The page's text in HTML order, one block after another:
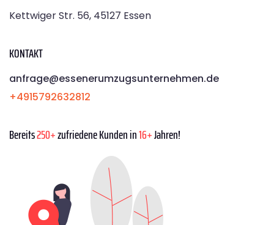
Kettwiger Str. 56, 45127 Essen
KONTAKT
anfrage@essenerumzugsunternehmen.de
+4915792632812
Bereits250+zufriedene Kunden in16+Jahren!